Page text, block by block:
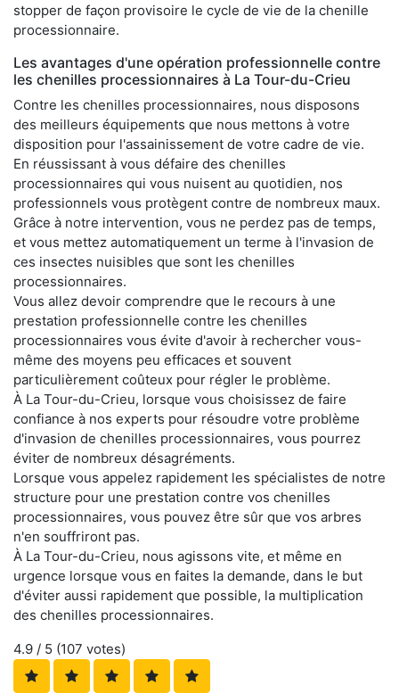
stopper de façon provisoire le cycle de vie de la chenille
processionnaire.
Les avantages d'une opération professionnelle contre
les chenilles processionnaires à La Tour-du-Crieu
Contre les chenilles processionnaires, nous disposons
des meilleurs équipements que nous mettons à votre
disposition pour l'assainissement de votre cadre de vie.
En réussissant à vous défaire des chenilles
processionnaires qui vous nuisent au quotidien, nos
professionnels vous protègent contre de nombreux maux.
Grâce à notre intervention, vous ne perdez pas de temps,
et vous mettez automatiquement un terme à l'invasion de
ces insectes nuisibles que sont les chenilles
processionnaires.
Vous allez devoir comprendre que le recours à une
prestation professionnelle contre les chenilles
processionnaires vous évite d'avoir à rechercher vous-
même des moyens peu efficaces et souvent
particulièrement coûteux pour régler le problème.
À La Tour-du-Crieu, lorsque vous choisissez de faire
confiance à nos experts pour résoudre votre problème
d'invasion de chenilles processionnaires, vous pourrez
éviter de nombreux désagréments.
Lorsque vous appelez rapidement les spécialistes de notre
structure pour une prestation contre vos chenilles
processionnaires, vous pouvez être sûr que vos arbres
n'en souffriront pas.
À La Tour-du-Crieu, nous agissons vite, et même en
urgence lorsque vous en faites la demande, dans le but
d'éviter aussi rapidement que possible, la multiplication
des chenilles processionnaires.
4.9 / 5 (107 votes)